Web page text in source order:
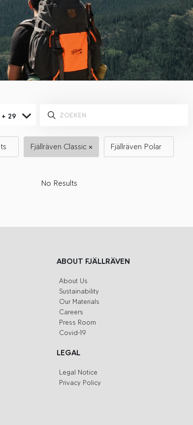
+ 29
Fjällräven Classic Fjällräven Polar
No Results
ABOUT FJÄLLRÄVEN
About Us
Sustainability
Our Materials
Careers
Press Room
Covid-19
LEGAL
Legal Notice
Privacy Policy